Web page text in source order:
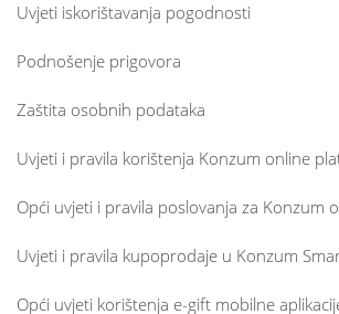
Uvjeti iskorištavanja pogodnosti
Podnošenje prigovora
Zaštita osobnih podataka
Uvjeti i pravila korištenja Konzum online
Opći uvjeti i pravila poslovanja za Konzum
Uvjeti i pravila kupoprodaje u Konzum
Opći uvjeti korištenja e-gift mobilne